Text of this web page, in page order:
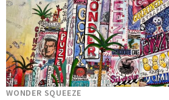
WONDER SQUEEZE